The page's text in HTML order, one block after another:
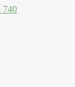
740